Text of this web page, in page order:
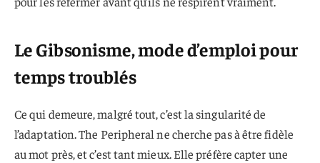
Le Gibsonisme, mode d’emploi pour
temps troublés
Ce qui demeure, malgré tout, c’est la singularité de
l’adaptation. The Peripheral ne cherche pas à être fidèle
au mot près, et c’est tant mieux. Elle préfère capter une